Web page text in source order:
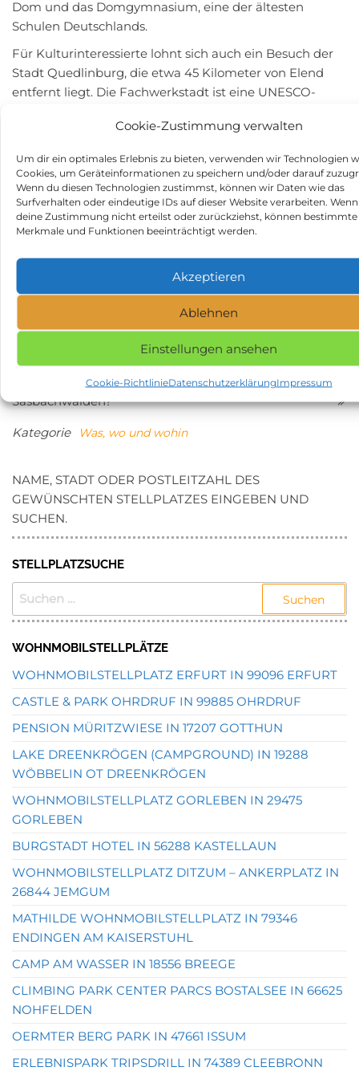
Cookie-Zustimmung verwalten
Um dir ein optimales Erlebnis zu bieten, verwenden wir Technologien
Cookies, um Geräteinformationen zu speichern und/oder darauf
Wenn du diesen Technologien zustimmst, können wir Daten wie das
Surfverhalten oder eindeutige IDs auf dieser Website verarbeiten.
deine Zustimmung nicht erteilst oder zurückziehst, können bestimmte
Merkmale und Funktionen beeinträchtigt werden.
Akzeptieren
Ablehnen
Einstellungen ansehen
Cookie-RichtlinieDatenschutzerklärungImpressum
Dom und das Domgymnasium, eine der ältesten
Schulen Deutschlands.
Für Kulturinteressierte lohnt sich auch ein Besuch der
Stadt Quedlinburg, die etwa 45 Kilometer von Elend
entfernt liegt. Die Fachwerkstadt ist eine UNESCO-
Architektur und einem reichen Kulturerbe.
Fazit
Die Stadt Elend und ihre Umgebung bieten eine
bewundernswerte Vielfalt an Möglichkeiten für
Outdoor-Aktivitäten, kulturelle Ausflüge und historische
Erkundungen. Man kann sicher sein, dass ein
Campingurlaub in dieser Region eine unvergessliche
Erfahrung wird. Lassen Sie sich von dem Namen nicht
täuschen – Elend im Herzen des Harzes ist alles andere
als „elend“!
Beitragsnavigation
Vorheriger
ZURÜCK
Was tun in 77887
Sasbachwalden?
WEITER
Was tun in 14778 Beetzsee?
Kategorie Was, wo und wohin
NAME, STADT ODER POSTLEITZAHL DES
GEWÜNSCHTEN STELLPLATZES EINGEBEN UND
SUCHEN.
STELLPLATZSUCHE
SUCHEN
WOHNMOBILSTELLPLÄTZE
WOHNMOBILSTELLPLATZ ERFURT IN 99096 ERFURT
CASTLE & PARK OHRDRUF IN 99885 OHRDRUF
PENSION MÜRITZWIESE IN 17207 GOTTHUN
LAKE DREENKRÖGEN (CAMPGROUND) IN 19288
WÖBBELIN OT DREENKRÖGEN
WOHNMOBILSTELLPLATZ GORLEBEN IN 29475
GORLEBEN
BURGSTADT HOTEL IN 56288 KASTELLAUN
WOHNMOBILSTELLPLATZ DITZUM – ANKERPLATZ IN
26844 JEMGUM
MATHILDE WOHNMOBILSTELLPLATZ IN 79346
ENDINGEN AM KAISERSTUHL
CAMP AM WASSER IN 18556 BREEGE
CLIMBING PARK CENTER PARCS BOSTALSEE IN 66625
NOHFELDEN
OERMTER BERG PARK IN 47661 ISSUM
ERLEBNISPARK TRIPSDRILL IN 74389 CLEEBRONN